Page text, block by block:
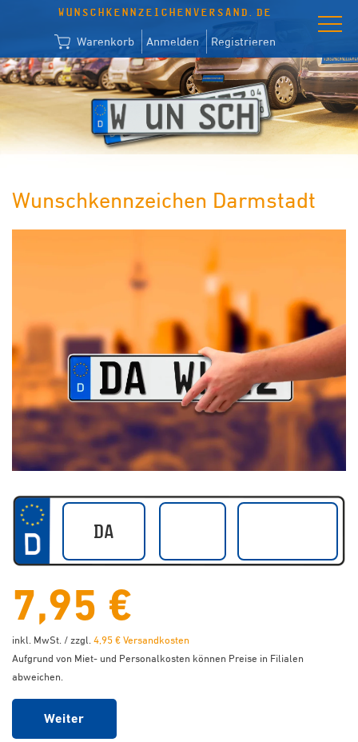
WUNSCHKENNZEICHENVERSAND.DE
Warenkorb Anmelden Registrieren
Wunschkennzeichen Darmstadt
7,95 €
inkl. MwSt. / zzgl.4,95 € Versandkosten
Aufgrund von Miet- und Personalkosten können Preise in Filialen
abweichen.
Weiter